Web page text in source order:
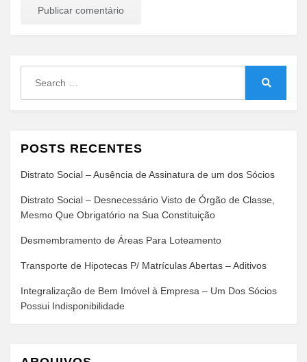
POSTS RECENTES
Distrato Social – Ausência de Assinatura de um dos Sócios
Distrato Social – Desnecessário Visto de Órgão de Classe,
Mesmo Que Obrigatório na Sua Constituição
Desmembramento de Áreas Para Loteamento
Transporte de Hipotecas P/ Matrículas Abertas – Aditivos
Integralização de Bem Imóvel à Empresa – Um Dos Sócios
Possui Indisponibilidade